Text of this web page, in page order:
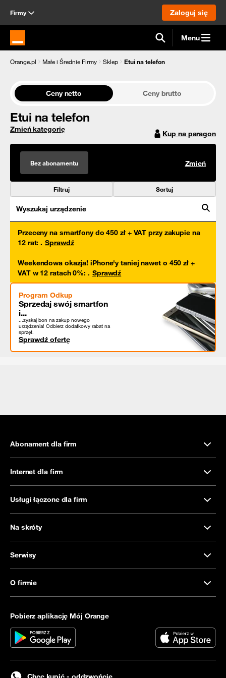
Firmy Zaloguj się
Strona główna Orange.pl Menu
Orange.pl Małe i Średnie Firmy Sklep Etui na telefon
Ceny netto Ceny brutto
Etui na telefon
Zmień kategorię Kup na paragon
Bez abonamentu Zmień
Filtruj Sortuj
Wyszukaj urządzenie
Przeceny na smartfony do 450 zł + VAT przy zakupie na
12 rat: . Sprawdź
Weekendowa okazja! iPhone'y taniej nawet o 450 zł +
VAT w 12 ratach 0%: . Sprawdź
Program Odkup
Sprzedaj swój smartfon
i...
...zyskaj bon na zakup nowego
urządzenia! Odbierz dodatkowy rabat na
sprzęt.
Sprawdź ofertę
Abonament dla firm
Internet dla firm
Usługi łączone dla firm
Na skróty
Serwisy
O firmie
Pobierz aplikację Mój Orange